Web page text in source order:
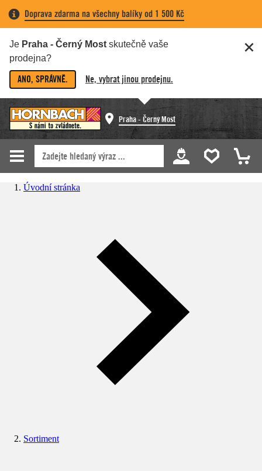
Doprava zdarma na všechny balíky od 1 500 Kč
Je Praha - Černý Most skutečně vaše
prodejna?
ANO, SPRÁVNĚ. Ne, vybrat jinou prodejnu.
Praha - Černý Most
Úvodní stránka
Sortiment